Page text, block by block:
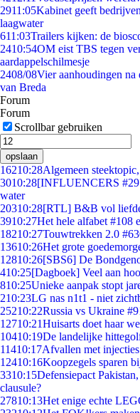
2911:05Kabinet geeft
laagwater
611:03Trailers kijken: de
2410:54OM eist TBS tegen
aardappelschilmesje
2408/08Vier aanhoudingen na
van Breda
Forum
Forum
Scrollbar gebruiken
opslaan
16210:28Algemeen
3010:28[INFLUENCERS
water
20310:28[RTL] B&B vol
3910:27Het hele alfabet #108
18210:27Touwtrekken 2.0
13610:26Het grote
12810:26[SBS6] De
410:25[Dagboek] Veel aan
810:25Unieke aanpak stopt
210:23LG nas n1t1 - niet
25210:22Russia vs Ukraine
12710:21Huisarts doet haar
10410:19De landelijke
11410:17Afvallen met
12410:16Koopzegels sparen
3310:15Defensiepact
clausule?
27810:13Het enige echte